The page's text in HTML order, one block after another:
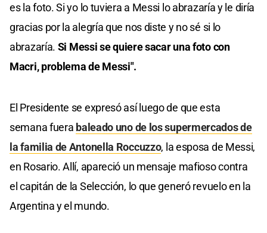
es la foto. Si yo lo tuviera a Messi lo abrazaría y le diría
gracias por la alegría que nos diste y no sé si lo
abrazaría. Si Messi se quiere sacar una foto con
Macri, problema de Messi".
El Presidente se expresó así luego de que esta
semana fuera baleado uno de los supermercados de
la familia de Antonella Roccuzzo, la esposa de Messi,
en Rosario. Allí, apareció un mensaje mafioso contra
el capitán de la Selección, lo que generó revuelo en la
Argentina y el mundo.